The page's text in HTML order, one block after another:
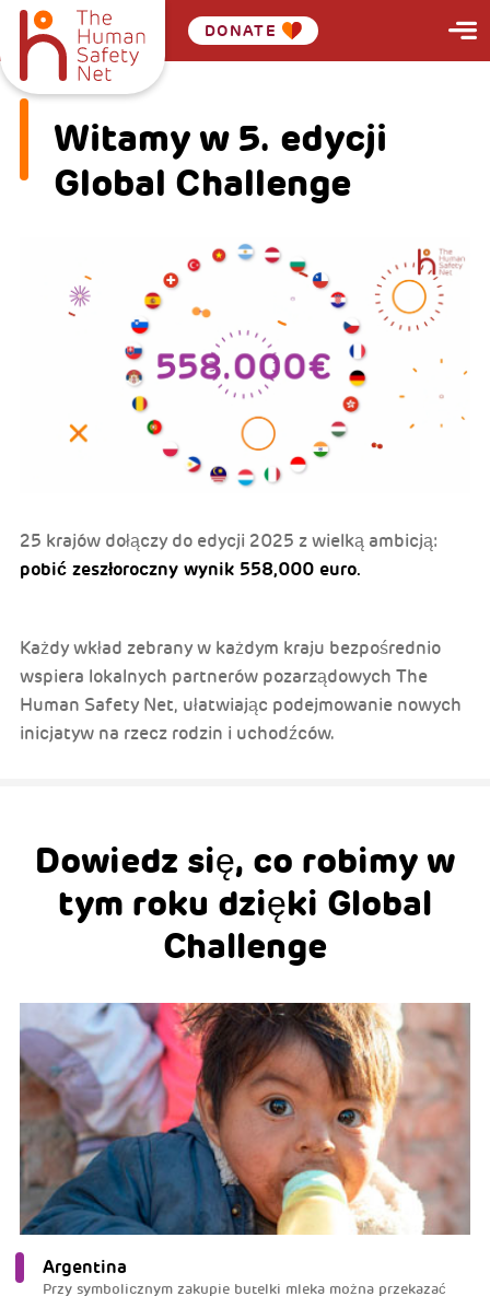
DONATE
Witamy w 5. edycji
Global Challenge
25 krajów dołączy do edycji 2025 z wielką ambicją:
pobić zeszłoroczny wynik 558,000 euro.
Każdy wkład zebrany w każdym kraju bezpośrednio
wspiera lokalnych partnerów pozarządowych The
Human Safety Net, ułatwiając podejmowanie nowych
inicjatyw na rzecz rodzin i uchodźców.
Dowiedz się, co robimy w
tym roku dzięki Global
Challenge
Argentina
Przy symbolicznym zakupie butelki mleka można przekazać